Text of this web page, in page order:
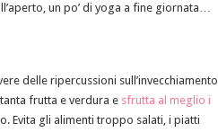
un po’ di yoga a fine giornata…
delle ripercussioni sull’invecchiamento
frutta e verdura e sfrutta al meglio i
Evita gli alimenti troppo salati, i piatti